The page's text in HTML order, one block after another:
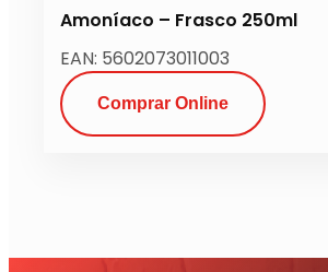
Amoníaco – Frasco 250ml
EAN: 5602073011003
Comprar Online